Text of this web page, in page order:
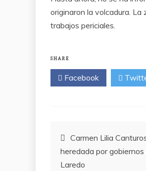
originaron la volcadura.
trabajos periciales.
SHARE
Facebook
Post
navigation
Carmen Lilia
heredada por
Laredo